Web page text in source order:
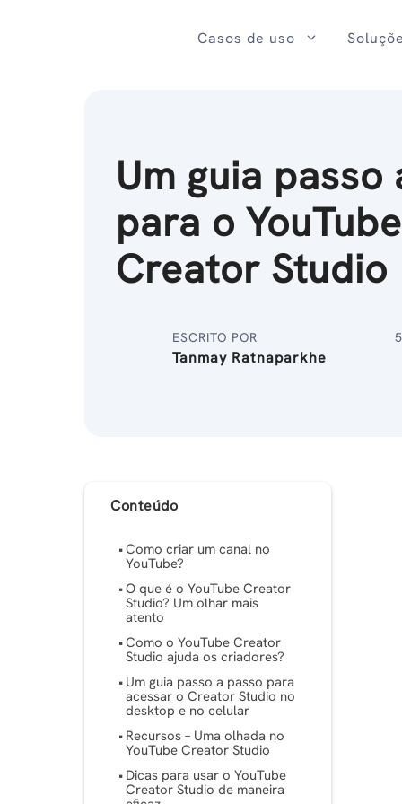
Casos de uso
Um guia passo
para o YouTube
Creator Studio
ESCRITO POR
Tanmay Ratnaparkhe
Conteúdo
Como criar um canal no
YouTube?
O que é o YouTube Creator
Studio? Um olhar mais
atento
Como o YouTube Creator
Studio ajuda os criadores?
Um guia passo a passo para
acessar o Creator Studio no
desktop e no celular
Recursos – Uma olhada no
YouTube Creator Studio
Dicas para usar o YouTube
Creator Studio de maneira